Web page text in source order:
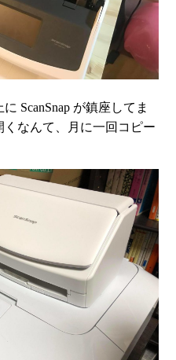
ScanSnap が鎮座してま
なんて、月に一回コピー